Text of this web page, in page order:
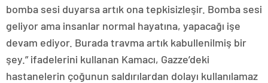
bomba sesi duyarsa artık ona tepkisizleşir. Bomba sesi
geliyor ama insanlar normal hayatına, yapacağı işe
devam ediyor. Burada travma artık kabullenilmiş bir
şey.” ifadelerini kullanan Kamacı, Gazze’deki
hastanelerin çoğunun saldırılardan dolayı kullanılamaz